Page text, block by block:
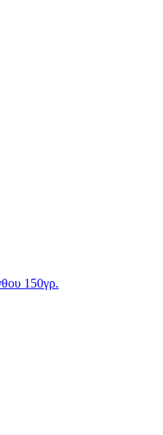
150γρ.